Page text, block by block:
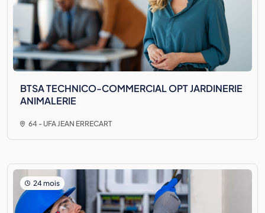
BTSA TECHNICO-COMMERCIAL OPT JARDINERIE
ANIMALERIE
64 - UFA JEAN ERRECART
24 mois